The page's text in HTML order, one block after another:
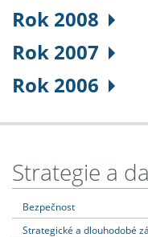
Rok 2008
Rok 2007
Rok 2006
Strategie a
Bezpečnost
Strategické a dlouhodobé